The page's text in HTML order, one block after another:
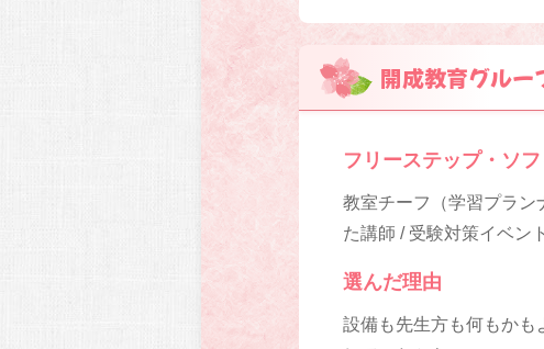
開成教育グルー
フリーステップ・ソ
教室チーフ（学習プラン
た講師 / 受験対策イベン
選んだ理由
設備も先生方も何もかも